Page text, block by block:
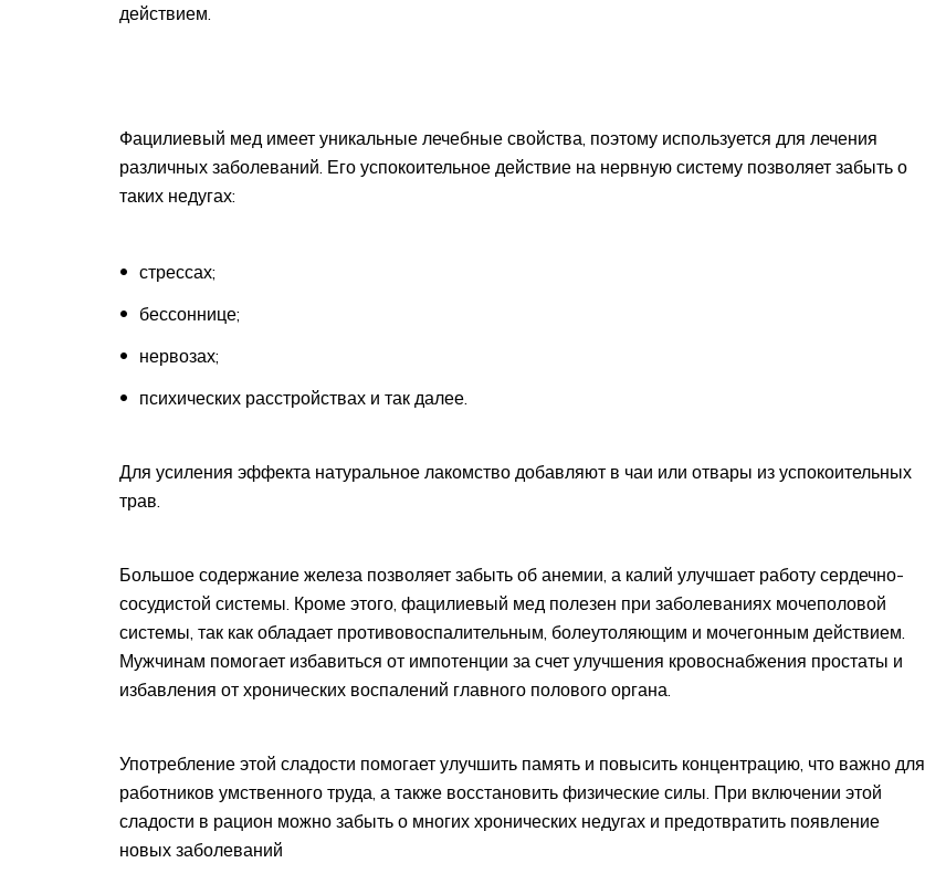
действием.
Фацилиевый мед имеет уникальные лечебные свойства, поэтому используется для лечения
различных заболеваний. Его успокоительное действие на нервную систему позволяет забыть о
таких недугах:
стрессах;
бессоннице;
нервозах;
психических расстройствах и так далее.
Для усиления эффекта натуральное лакомство добавляют в чаи или отвары из успокоительных
трав.
Большое содержание железа позволяет забыть об анемии, а калий улучшает работу сердечно-
сосудистой системы. Кроме этого, фацилиевый мед полезен при заболеваниях мочеполовой
системы, так как обладает противовоспалительным, болеутоляющим и мочегонным действием.
Мужчинам помогает избавиться от импотенции за счет улучшения кровоснабжения простаты и
избавления от хронических воспалений главного полового органа.
Употребление этой сладости помогает улучшить память и повысить концентрацию, что важно для
работников умственного труда, а также восстановить физические силы. При включении этой
сладости в рацион можно забыть о многих хронических недугах и предотвратить появление
новых заболеваний